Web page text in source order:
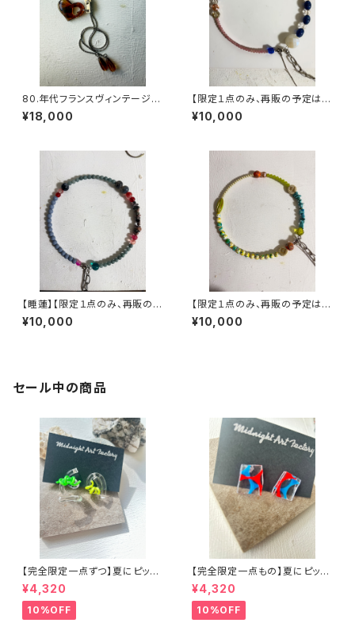
80.年代フランスヴィンテージ
ループタイハートネックレス
¥18,000
【限定１点のみ、再販の予定はあ
りません】ヴィンテージパーツで
作った丸型3wayネックレス【3
¥10,000
【睡蓮】【限定１点のみ、再販の予
定はありません】ヴィンテージパ
ーツで作った丸型3wayネック
¥10,000
【限定１点のみ、再販の予定はあ
りません】ヴィンテージパーツで
作った丸型3wayネックレス【3
¥10,000
セール中の商品
【完全限定一点ずつ】夏にピッタ
リウネウネアシンメトリーピアス
¥4,320
10%OFF
【完全限定一点もの】夏にピッタ
リアクリルアートピアス
¥4,320
10%OFF